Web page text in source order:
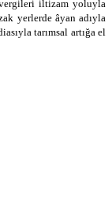
iltizam yoluyla
yerlerde âyan adıyla
tarımsal artığa el